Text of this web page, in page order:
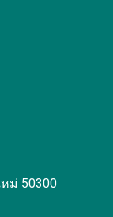
ม่ 50300